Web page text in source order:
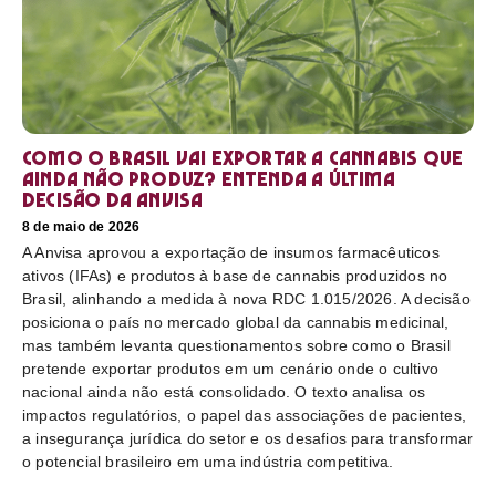
Como o Brasil vai exportar a cannabis que
ainda não produz? Entenda a última
decisão da Anvisa
8 de maio de 2026
A Anvisa aprovou a exportação de insumos farmacêuticos
ativos (IFAs) e produtos à base de cannabis produzidos no
Brasil, alinhando a medida à nova RDC 1.015/2026. A decisão
posiciona o país no mercado global da cannabis medicinal,
mas também levanta questionamentos sobre como o Brasil
pretende exportar produtos em um cenário onde o cultivo
nacional ainda não está consolidado. O texto analisa os
impactos regulatórios, o papel das associações de pacientes,
a insegurança jurídica do setor e os desafios para transformar
o potencial brasileiro em uma indústria competitiva.